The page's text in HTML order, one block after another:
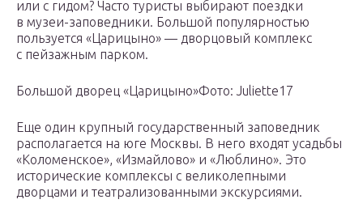
или с гидом? Часто туристы выбирают поездки
в музеи-заповедники. Большой популярностью
пользуется «Царицыно» — дворцовый комплекс
с пейзажным парком.
Большой дворец «Царицыно»Фото: Juliette17
Еще один крупный государственный заповедник
располагается на юге Москвы. В него входят усадьбы
«Коломенское», «Измайлово» и «Люблино». Это
исторические комплексы с великолепными
дворцами и театрализованными экскурсиями.